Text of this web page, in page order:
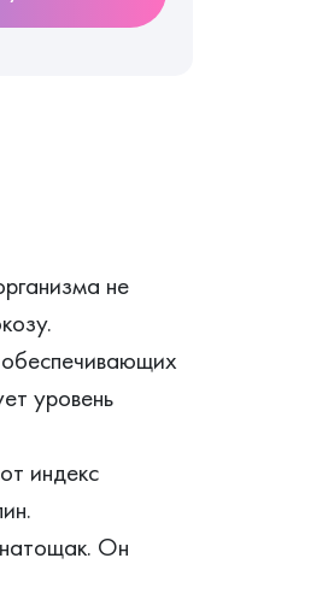
не
уровень
индекс
Он